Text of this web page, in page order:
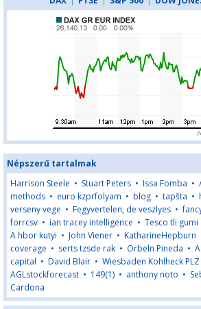
Népszerű tartalmak
Harrison Steele • Stuart Peters • Issa Fomba •
methods • euro kzprfolyam • blog • tapšta •
verseny vege • Fegyvertelen, de veszlyes •
forrcsv • ian tracey intelligence • Tesco tli gumi
A hbor kutyi • John Viener • KatharineHepburn
coverage • serts tzsde rak • Orbeln Pineda •
capital • David Blair • Wiesbaden Kohlheck PLZ
AGLstockforecast • 149(1) • anthony noto •
Cardona